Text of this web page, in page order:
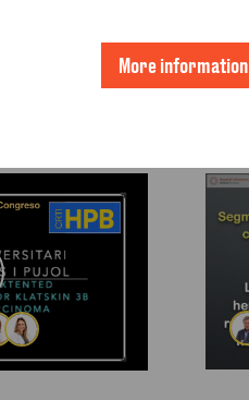
More information